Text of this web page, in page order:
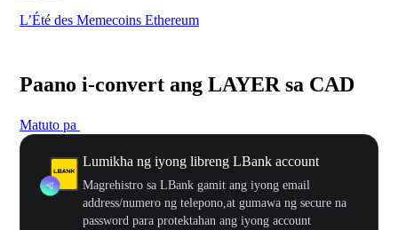
L’Été des Memecoins Ethereum
Paano i-convert ang LAYER sa CAD
Matuto pa
Lumikha ng iyong libreng LBank account
Magrehistro sa LBank gamit ang iyong email
address/numero ng telepono,at gumawa ng secure na
password para protektahan ang iyong account